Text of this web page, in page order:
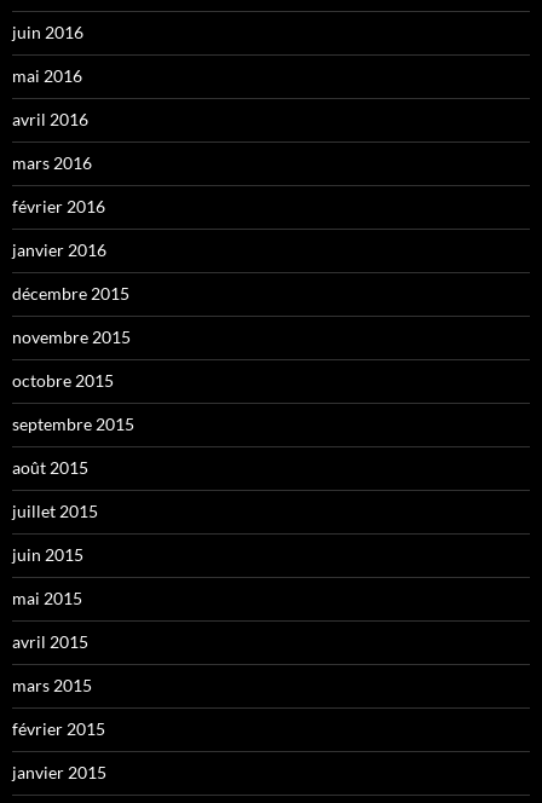
juin 2016
mai 2016
avril 2016
mars 2016
février 2016
janvier 2016
décembre 2015
novembre 2015
octobre 2015
septembre 2015
août 2015
juillet 2015
juin 2015
mai 2015
avril 2015
mars 2015
février 2015
janvier 2015